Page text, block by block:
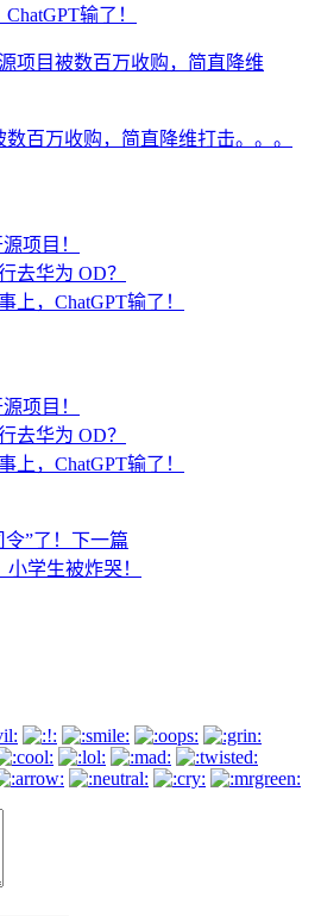
输了！
百万收购，简直降维打击。。。
项目！
去华为 OD？
上，ChatGPT输了！
项目！
去华为 OD？
上，ChatGPT输了！
”了！ 下一篇
学生被炸哭！